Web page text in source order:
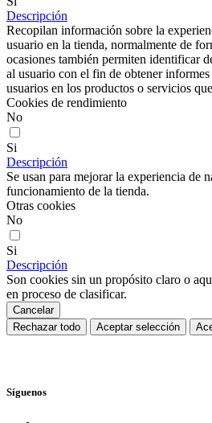
Descripción
Recopilan información sobre la
usuario en la tienda, normalmente de
ocasiones también permiten identificar
al usuario con el fin de obtener informes
usuarios en los productos o servicios
Cookies de rendimiento
No
Si
Descripción
Se usan para mejorar la experiencia de
funcionamiento de la tienda.
Otras cookies
No
Si
Descripción
Son cookies sin un propósito claro o
en proceso de clasificar.
Cancelar
Rechazar todo
Aceptar selección
Síguenos